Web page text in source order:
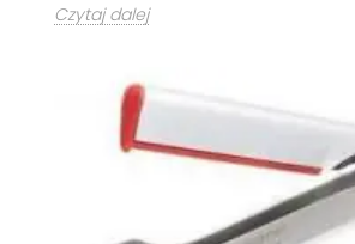
Czytaj dalej